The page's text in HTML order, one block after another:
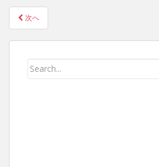
POSTS
次へ